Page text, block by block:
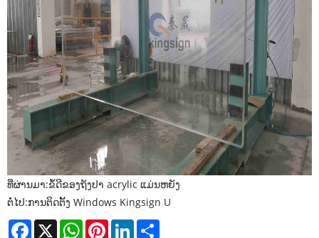
ທີ່ຜ່ານມາ:ຂໍ້ດີຂອງຖັງປາ acrylic ແມ່ນຫຍັງ
ຕໍ່ໄປ:ການຕິດຕັ້ງ Windows Kingsign U
Facebook
X WhatsAppPinterestLinkedIn